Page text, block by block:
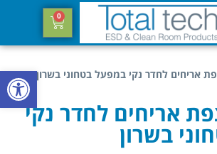
פתח
0
אריחים לחדר נקי במפעל בטחוני בשרון
אריחים לחדר נקי
בשרון